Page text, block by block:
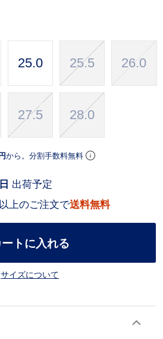
25.0 25.5 26.0
27.5 28.0
から。分割手数料無料
上のご注文で送料無料
出荷予定
ートに入れる
サイズについて